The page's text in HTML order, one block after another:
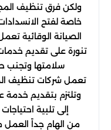
ولكن فرق تنظيف
خاصة لفتح
الصيانة الوقائية
تنورة على تقديم
سلامتها
تعمل شركات تنظيف
وتلتزم بتقديم خدمة
إلى تلبية
من الهام جداً